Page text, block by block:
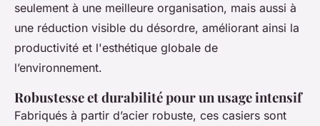
seulement à une meilleure organisation, mais aussi à
une réduction visible du désordre, améliorant ainsi la
productivité et l'esthétique globale de
l’environnement.
Robustesse et durabilité pour un usage intensif
Fabriqués à partir d’acier robuste, ces casiers sont